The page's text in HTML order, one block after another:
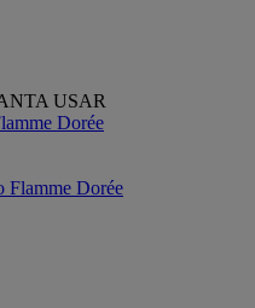
USAR
Dorée